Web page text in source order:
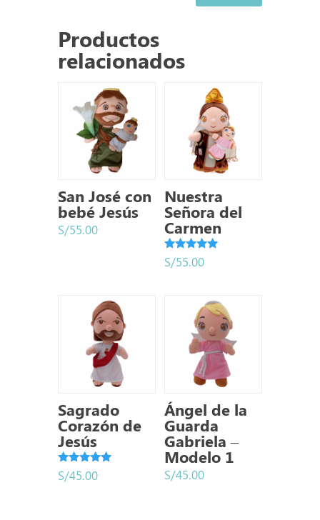
Productos
relacionados
San José con
bebé Jesús
S/55.00
Nuestra
Señora del
Carmen
Valorado
con
S/55.00
Sagrado
Corazón de
Jesús
Valorado
con
S/45.00
Ángel de la
Guarda
Gabriela –
Modelo 1
S/45.00